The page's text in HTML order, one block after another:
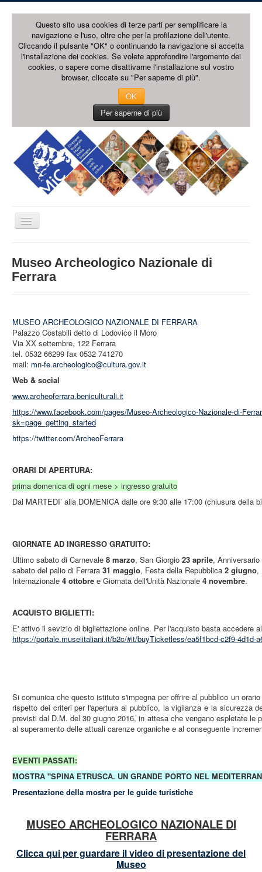
Questo sito usa cookies di terze parti per semplificare la
navigazione e l'uso, oltre che per la profilazione dell'utente.
Cliccando il pulsante "OK" o continuando la navigazione si accetta
l'installazione dei cookies. Se volete approfondire l'argomento dei
cookies, o sapere come disattivarne l'installazione sul vostro
browser, cliccate su "Per saperne di più".
OK
Per saperne di più
Cambia
navigazione
STRUTTURA
EVENTI
Museo Archeologico Nazionale di
Ferrara
MUSEO ARCHEOLOGICO NAZIONALE DI FERRARA
Palazzo Costabili detto di Lodovico il Moro
Via XX settembre, 122 Ferrara
tel. 0532 66299 fax 0532 741270
mail: mn-fe.archeologico@cultura.gov.it
Web & social
www.archeoferrara.beniculturali.it
https://www.facebook.com/pages/Museo-Archeologico-Nazionale-di-
sk=page_getting_started
https://twitter.com/ArcheoFerrara
ORARI DI APERTURA:
prima domenica di ogni mese > ingresso gratuito
Dal MARTEDI’ alla DOMENICA dalle ore 9:30 alle 17:00 (chiusura della
GIORNATE AD INGRESSO GRATUITO:
Ultimo sabato di Carnevale 8 marzo, San Giorgio 23 aprile,
sabato del palio di Ferrara 31 maggio, Festa della Repubblica 2 giugno,
Internazionale 4 ottobre e Giornata dell'Unità Nazionale 4 novembre.
ACQUISTO BIGLIETTI:
E' attivo il sevizio di bigliettazione online. Per l'acquisto basta accedere
https://portale.museiitaliani.it/b2c/#it/buyTicketless/ea5f1bcd-c2f9-4d1d-
Si comunica che questo istituto s'impegna per offrire al pubblico un
rispetto dei criteri per l'apertura al pubblico, la vigilanza e la sicurezza
previsti dal D.M. del 30 giugno 2016, in attesa che vengano espletate le
al superamento delle attuali carenze organiche e al conseguente
EVENTI PASSATI:
MOSTRA "SPINA ETRUSCA. UN GRANDE PORTO NEL
Presentazione della mostra per le guide turistiche
MUSEO ARCHEOLOGICO NAZIONALE DI
FERRARA
Clicca qui per guardare il video di presentazione del
Museo